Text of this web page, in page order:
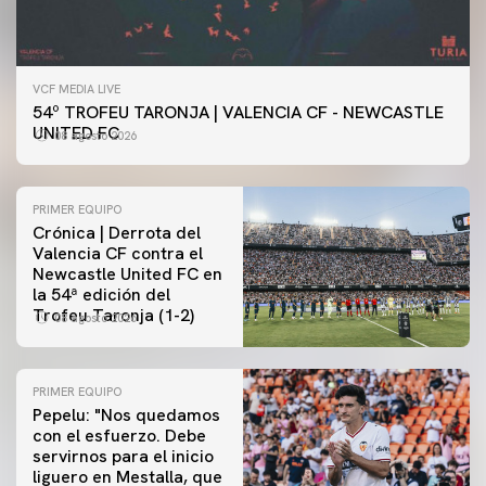
VCF MEDIA LIVE
54º TROFEU TARONJA | VALENCIA CF - NEWCASTLE
UNITED FC
08 agosto 2026
PRIMER EQUIPO
Crónica | Derrota del
Valencia CF contra el
Newcastle United FC en
la 54ª edición del
Trofeu Taronja (1-2)
08 agosto 2026
PRIMER EQUIPO
Pepelu: "Nos quedamos
con el esfuerzo. Debe
servirnos para el inicio
liguero en Mestalla, que
PRIMER EQUIPO